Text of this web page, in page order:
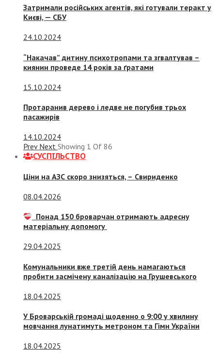
Затримали російських агентів, які готували теракт у
Києві, — СБУ
24.10.2024
“Накачав” дитину психотропами та згвалтував –
киянин проведе 14 років за ґратами
15.10.2024
Протаранив дерево і ледве не погубив трьох
пасажирів
14.10.2024
Prev Next Showing 1 Of 86
СУСПIЛЬСТВО
Ціни на АЗС скоро знизяться, – Свириденко
08.04.2026
Понад 150 броварчан отримають адресну
матеріальну допомогу
29.04.2025
Комунальники вже третій день намагаються
пробити засмічену каналізацію на Грушевського
18.04.2025
У Броварській громаді щоденно о 9:00 у хвилину
мовчання лунатимуть метроном та Гімн України
18.04.2025